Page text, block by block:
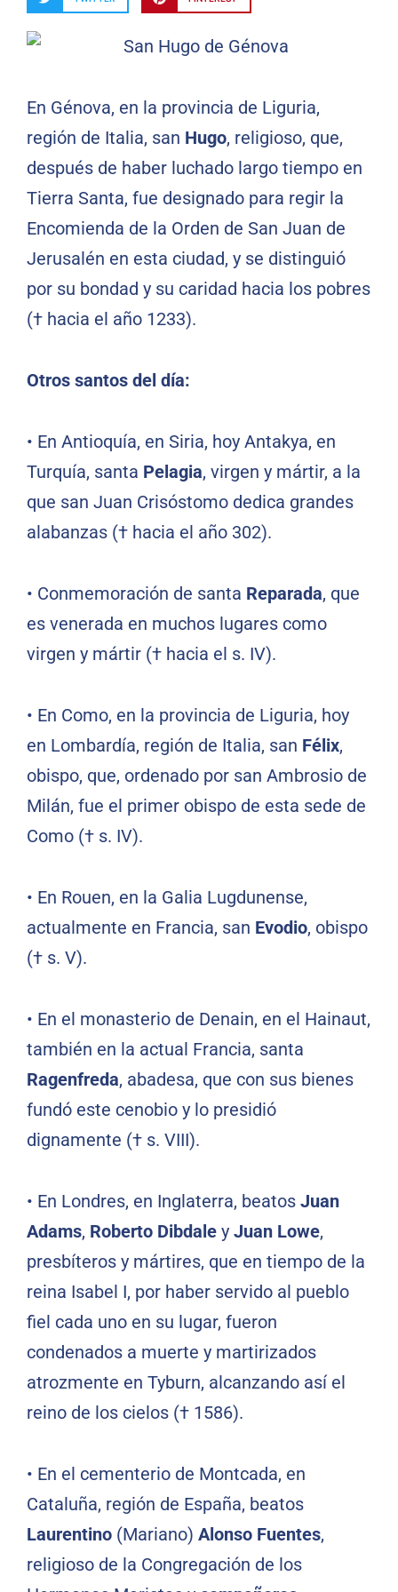
En Génova, en la provincia de Liguria,
región de Italia, san Hugo, religioso, que,
después de haber luchado largo tiempo en
Tierra Santa, fue designado para regir la
Encomienda de la Orden de San Juan de
Jerusalén en esta ciudad, y se distinguió
por su bondad y su caridad hacia los pobres
(† hacia el año 1233).
Otros santos del día:
• En Antioquía, en Siria, hoy Antakya, en
Turquía, santa Pelagia, virgen y mártir, a la
que san Juan Crisóstomo dedica grandes
alabanzas († hacia el año 302).
• Conmemoración de santa Reparada, que
es venerada en muchos lugares como
virgen y mártir († hacia el s. IV).
• En Como, en la provincia de Liguria, hoy
en Lombardía, región de Italia, san Félix,
obispo, que, ordenado por san Ambrosio de
Milán, fue el primer obispo de esta sede de
Como († s. IV).
• En Rouen, en la Galia Lugdunense,
actualmente en Francia, san Evodio, obispo
(† s. V).
• En el monasterio de Denain, en el Hainaut,
también en la actual Francia, santa
Ragenfreda, abadesa, que con sus bienes
fundó este cenobio y lo presidió
dignamente († s. VIII).
• En Londres, en Inglaterra, beatos Juan
Adams, Roberto Dibdale y Juan Lowe,
presbíteros y mártires, que en tiempo de la
reina Isabel I, por haber servido al pueblo
fiel cada uno en su lugar, fueron
condenados a muerte y martirizados
atrozmente en Tyburn, alcanzando así el
reino de los cielos († 1586).
• En el cementerio de Montcada, en
Cataluña, región de España, beatos
Laurentino (Mariano) Alonso Fuentes,
religioso de la Congregación de los